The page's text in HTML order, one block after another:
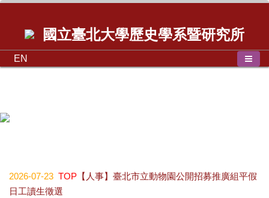
國立臺北大學歷史學系暨研究所
EN
2026-07-23 TOP 【人事】臺北市立動物園公開招募推廣組平假
日工讀生徵選